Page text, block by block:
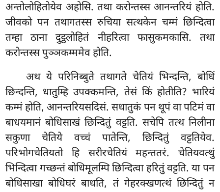
अन्तोलोहितोयेव अहोसि. तथा करोन्तस्स आनन्तरियं होति.
जीवको पन तथागतस्स रुचिया सत्थकेन चम्मं छिन्दित्वा
तम्हा ठाना दुट्ठलोहितं नीहरित्वा फासुकमकासि. तथा
करोन्तस्स पुञ्ञकम्ममेव होति.
अथ ये परिनिब्बुते तथागते चेतियं भिन्दन्ति, बोधिं
छिन्दन्ति, धातुम्हि उपक्कमन्ति, तेसं किं होतीति? भारियं
कम्मं होति, आनन्तरियसदिसं. सधातुकं पन थूपं वा पटिमं वा
बाधयमानं बोधिसाखं छिन्दितुं वट्टति. सचेपि तत्थ निलीना
सकुणा चेतिये वच्चं पातेन्ति, छिन्दितुं वट्टतियेव.
परिभोगचेतियतो हि सरीरचेतियं महन्ततरं. चेतियवत्थुं
भिन्दित्वा गच्छन्तं बोधिमूलम्पि छिन्दित्वा हरितुं वट्टति. या पन
बोधिसाखा बोधिघरं बाधति, तं गेहरक्खणत्थं छिन्दितुं न